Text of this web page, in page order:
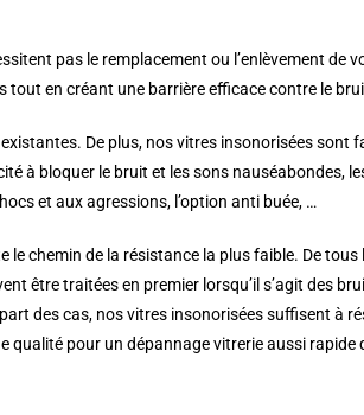
pas le remplacement ou l’enlèvement de
tout en créant une barrière efficace contre le
De plus, nos vitres insonorisées sont
à bloquer le bruit et les sons nauséabondes,
et aux agressions, l’option anti buée, …
chemin de la résistance la plus faible. De
être traitées en premier lorsqu’il s’agit des
des cas, nos vitres insonorisées suffisent à
qualité pour un dépannage vitrerie aussi rapide